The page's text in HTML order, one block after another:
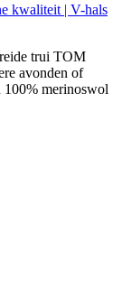
kwaliteit | V-hals
trui TOM
avonden of
100% merinoswol